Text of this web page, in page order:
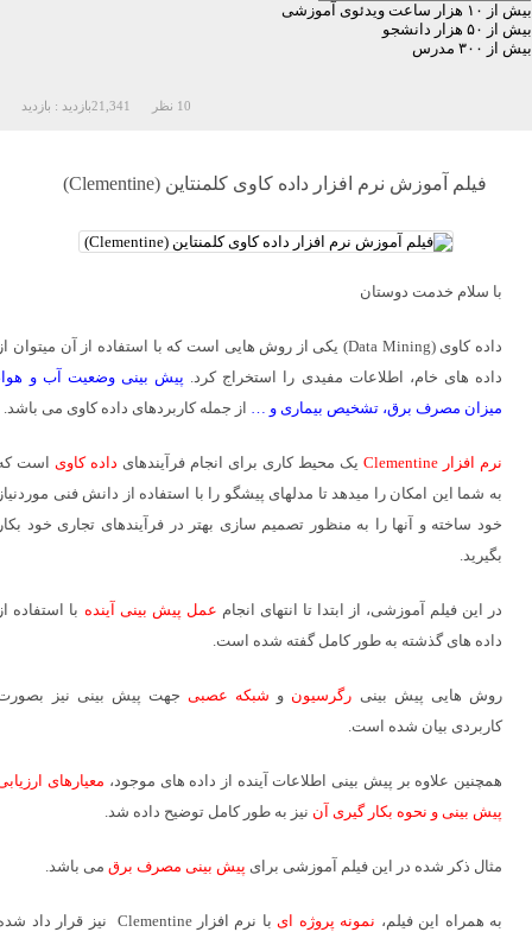
از ۱۰ هزار ساعت ویدئوی آموزشی
از ۵۰ هزار دانشجو
از ۳۰۰ مدرس
10 نظر بازدید :21,341 بازدید
فیلم آموزش نرم افزار داده کاوی کلمنتاین (Clementine)
با سلام خدمت دوستان
داده کاوی (Data Mining) یکی از روش هایی است که با استفاده از آن میتوان از
داده های خام، اطلاعات مفیدی را استخراج کرد. پیش بینی وضعیت آب و هوا،
میزان مصرف برق، تشخیص بیماری و …از جمله کاربردهای داده کاوی می باشد.
نرم افزار Clementine یک محیط کاری برای انجام فرآیندهای داده کاویاست که
به شما این امکان را میدهد تا مدلهای پیشگو را با استفاده از دانش فنی موردنیاز
خود ساخته و آنها را به منظور تصمیم سازی بهتر در فرآیندهای تجاری خود بکار
بگیرید.
در این فیلم آموزشی، از ابتدا تا انتهای انجام عمل پیش بینی آیندهبا استفاده از
داده های گذشته به طور کامل گفته شده است.
روش هایی پیش بینی رگرسیونو شبکه عصبیجهت پیش بینی نیز بصورت
کاربردی بیان شده است.
همچنین علاوه بر پیش بینی اطلاعات آینده از داده های موجود، معیارهای ارزیابی
پیش بینی و نحوه بکار گیری آننیز به طور کامل توضیح داده شد.
مثال ذکر شده در این فیلم آموزشی برایپیش بینی مصرف برقمی باشد.
به همراه این فیلم، نمونه پروژه ای
با نرم افزار Clementine نیز قرار داد شده